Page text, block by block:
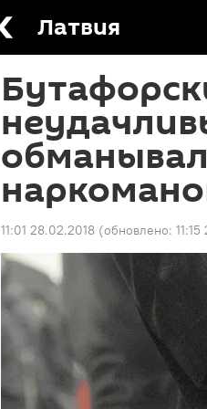
Латвия
11:01 28.02.2018 (обновлено: